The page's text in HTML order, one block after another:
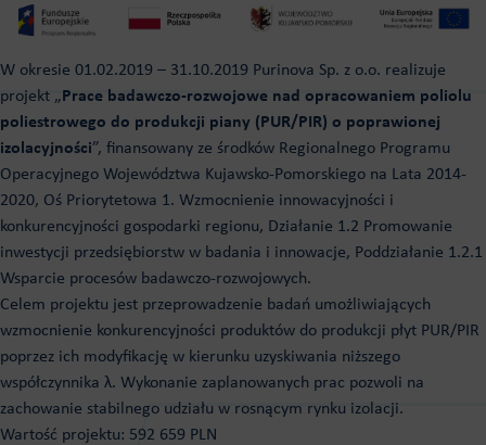
W okresie 01.02.2019 – 31.10.2019 Purinova Sp. z o.o. realizuje
projekt „Prace badawczo-rozwojowe nad opracowaniem poliolu
poliestrowego do produkcji piany (PUR/PIR) o poprawionej
izolacyjności”, finansowany ze środków Regionalnego Programu
Operacyjnego Województwa Kujawsko-Pomorskiego na Lata 2014-
2020, Oś Priorytetowa 1. Wzmocnienie innowacyjności i
konkurencyjności gospodarki regionu, Działanie 1.2 Promowanie
inwestycji przedsiębiorstw w badania i innowacje, Poddziałanie 1.2.1
Wsparcie procesów badawczo-rozwojowych.
Celem projektu jest przeprowadzenie badań umożliwiających
wzmocnienie konkurencyjności produktów do produkcji płyt PUR/PIR
poprzez ich modyfikację w kierunku uzyskiwania niższego
współczynnika λ. Wykonanie zaplanowanych prac pozwoli na
zachowanie stabilnego udziału w rosnącym rynku izolacji.
Wartość projektu: 592 659 PLN